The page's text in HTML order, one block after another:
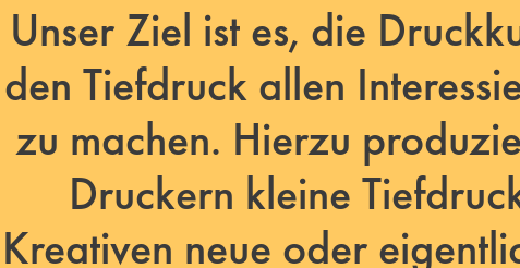
Unser Ziel ist es, die
den Tiefdruck allen
zu machen. Hierzu
Druckern kleine
Kreativen neue oder